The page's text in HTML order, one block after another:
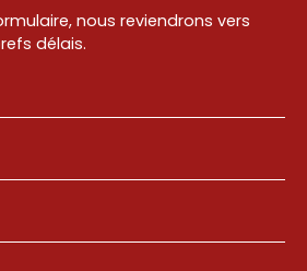
nous reviendrons vers
délais.